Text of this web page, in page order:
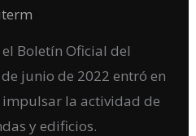
Boletín Oficial del
junio de 2022 entró en
la actividad de
y edificios.